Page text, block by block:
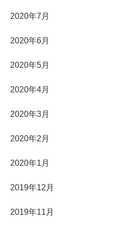
2020年7月
2020年6月
2020年5月
2020年4月
2020年3月
2020年2月
2020年1月
2019年12月
2019年11月